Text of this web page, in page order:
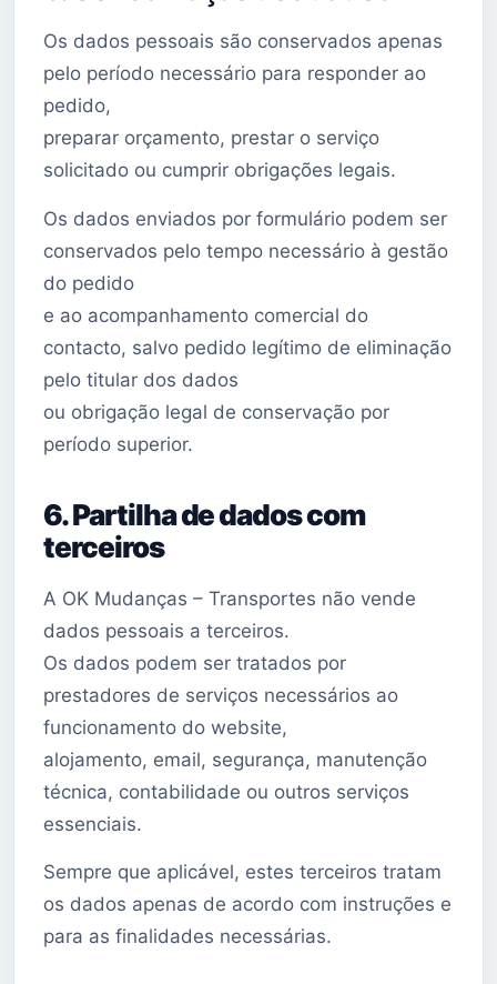
Os dados pessoais são conservados apenas
pelo período necessário para responder ao
pedido,
preparar orçamento, prestar o serviço
solicitado ou cumprir obrigações legais.
Os dados enviados por formulário podem ser
conservados pelo tempo necessário à gestão
do pedido
e ao acompanhamento comercial do
contacto, salvo pedido legítimo de eliminação
pelo titular dos dados
ou obrigação legal de conservação por
período superior.
6. Partilha de dados com
terceiros
A OK Mudanças – Transportes não vende
dados pessoais a terceiros.
Os dados podem ser tratados por
prestadores de serviços necessários ao
funcionamento do website,
alojamento, email, segurança, manutenção
técnica, contabilidade ou outros serviços
essenciais.
Sempre que aplicável, estes terceiros tratam
os dados apenas de acordo com instruções e
para as finalidades necessárias.